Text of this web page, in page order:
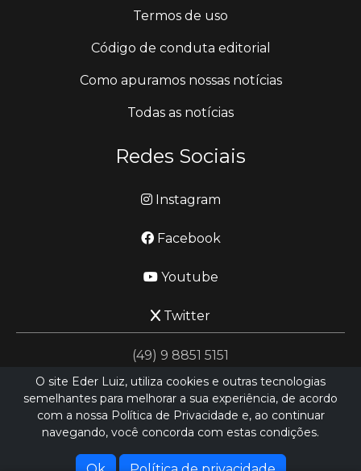
Termos de uso
Código de conduta editorial
Como apuramos nossas notícias
Todas as notícias
Redes Sociais
Instagram
Facebook
Youtube
Twitter
(49) 9 8851 5151
jornalismo@ederluiz.com.vc
Hospedado porHEXIO CLOUD
O site Eder Luiz, utiliza cookies e outras tecnologias
semelhantes para melhorar a sua experiência, de acordo
com a nossa Política de Privacidade e, ao continuar
navegando, você concorda com estas condições.